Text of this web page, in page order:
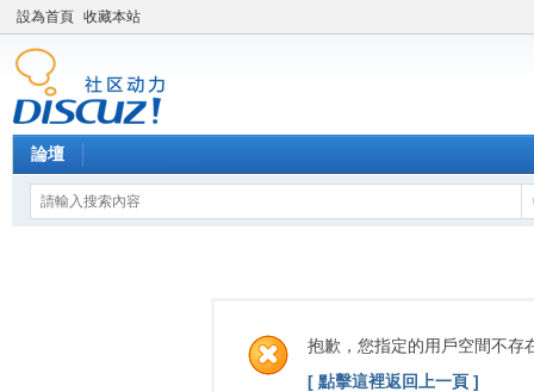
設為首頁 收藏本站
論壇
抱歉，您指定的用戶空間不存
[ 點擊這裡返回上一頁 ]